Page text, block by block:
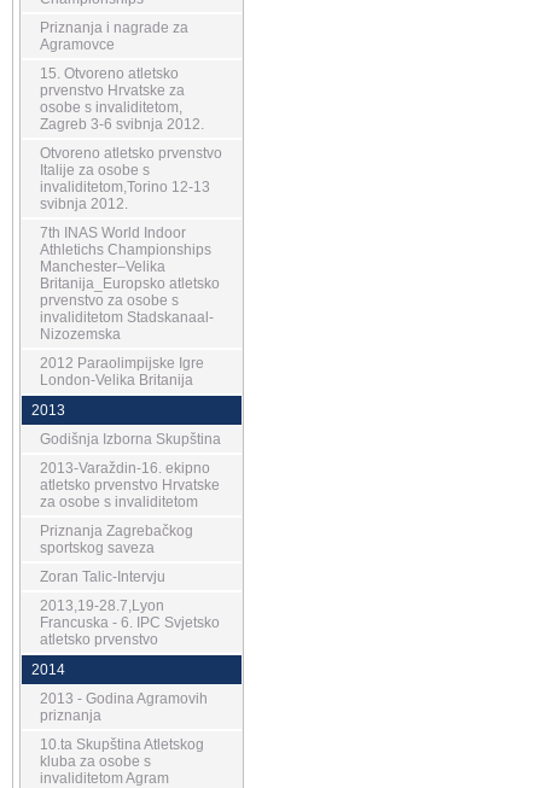
Priznanja i nagrade za
Agramovce
15. Otvoreno atletsko
prvenstvo Hrvatske za
osobe s invaliditetom,
Zagreb 3-6 svibnja 2012.
Otvoreno atletsko prvenstvo
Italije za osobe s
invaliditetom,Torino 12-13
svibnja 2012.
7th INAS World Indoor
Athletichs Championships
Manchester–Velika
Britanija_Europsko atletsko
prvenstvo za osobe s
invaliditetom Stadskanaal-
Nizozemska
2012 Paraolimpijske Igre
London-Velika Britanija
2013
Godišnja Izborna Skupština
2013-Varaždin-16. ekipno
atletsko prvenstvo Hrvatske
za osobe s invaliditetom
Priznanja Zagrebačkog
sportskog saveza
Zoran Talic-Intervju
2013,19-28.7,Lyon
Francuska - 6. IPC Svjetsko
atletsko prvenstvo
2014
2013 - Godina Agramovih
priznanja
10.ta Skupština Atletskog
kluba za osobe s
invaliditetom Agram